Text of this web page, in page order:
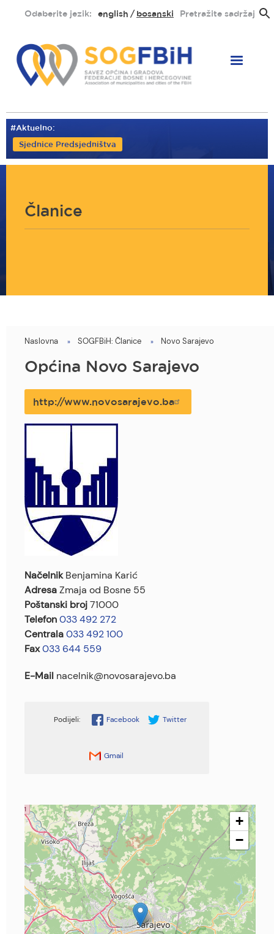
sadržaj
Odaberite jezik: english bosanski Pretražite sadržaj
#Aktuelno:
Sjednice Predsjedništva
Članice
You
are
here
Naslovna SOGFBiH: Članice Novo Sarajevo
Općina Novo Sarajevo
http://www.novosarajevo.ba
Načelnik Benjamina Karić
AdresaZmaja od Bosne 55
Poštanski broj71000
Telefon033 492 272
Centrala033 492 100
Fax033 644 559
E-Mail nacelnik@novosarajevo.ba
Facebook Twitter
Gmail
+
−